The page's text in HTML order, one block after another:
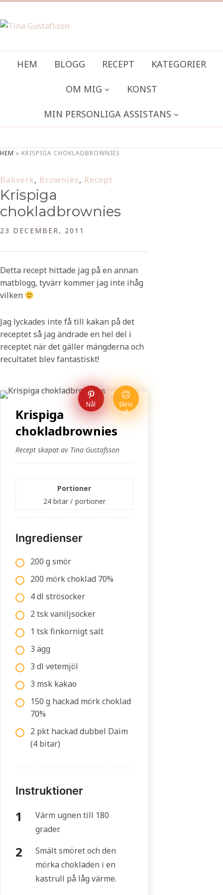
HEM BLOGG RECEPT KATEGORIER
OM MIG KONST
MIN PERSONLIGA ASSISTANS
HEM » KRISPIGA CHOKLADBROWNIES
Bakverk, Brownies, Recept
Krispiga
chokladbrownies
23 DECEMBER, 2011
Detta recept hittade jag på en annan
matblogg, tyvärr kommer jag inte ihåg
vilken
Jag lyckades inte få till kakan på det
receptet så jag ändrade en hel del i
receptet när det gäller mängderna och
recultatet blev fantastiskt!
Nål
Skriv
ut
Krispiga
chokladbrownies
Recept skapat av Tina Gustafsson
Portioner
24 bitar / portioner
Ingredienser
200 g smör
200 mörk choklad 70%
4 dl strösocker
2 tsk vaniljsocker
1 tsk finkornigt salt
3 ägg
3 dl vetemjöl
3 msk kakao
150 g hackad mörk choklad
70%
2 pkt hackad dubbel Daim
(4 bitar)
Instruktioner
Värm ugnen till 180
grader.
Smält smöret och den
mörka chokladen i en
kastrull på låg värme.